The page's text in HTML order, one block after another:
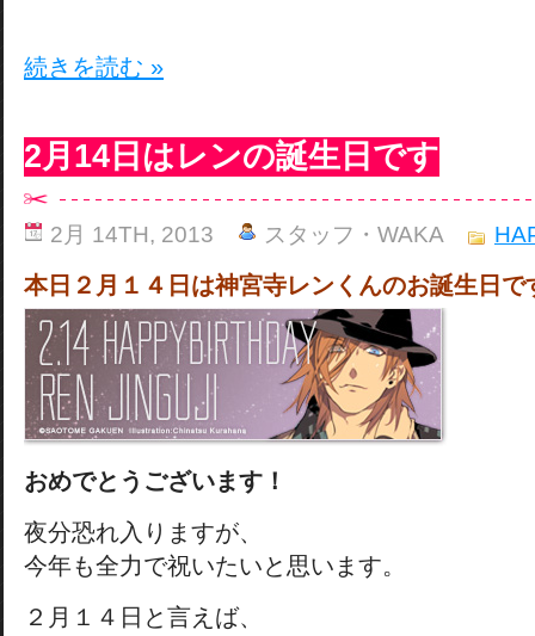
続きを読む »
2月14日はレンの誕生日です
2月 14TH, 2013 スタッフ・WAKA
本日２月１４日は神宮寺レンくんのお誕生日で
おめでとうございます！
夜分恐れ入りますが、
今年も全力で祝いたいと思います。
２月１４日と言えば、